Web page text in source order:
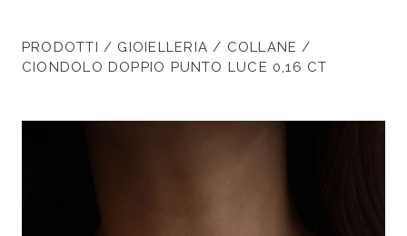
PRODOTTI / GIOIELLERIA / COLLANE /
CIONDOLO DOPPIO PUNTO LUCE 0,16 CT